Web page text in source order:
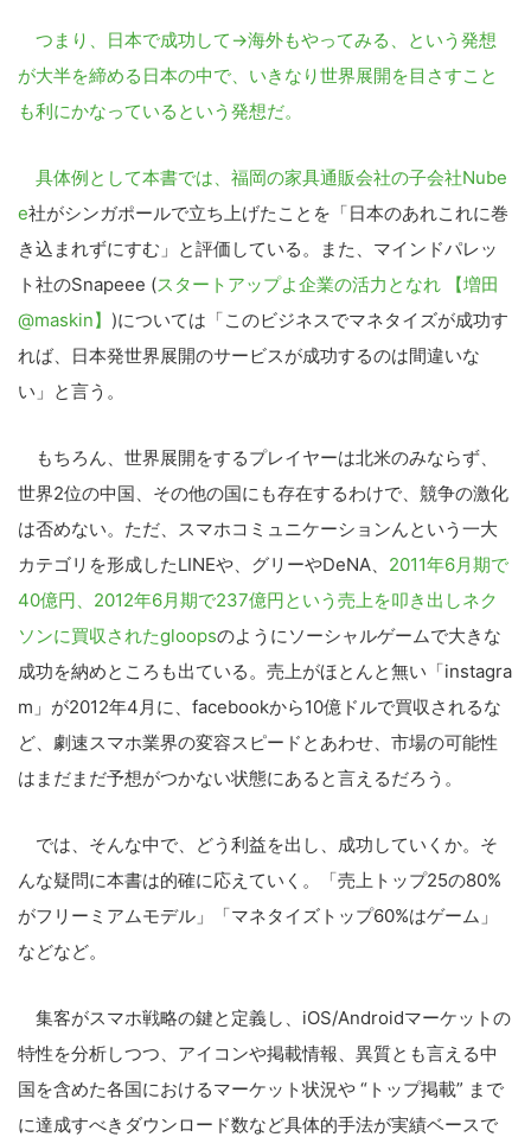
つまり、日本で成功して→海外もやってみる、という発想
が大半を締める日本の中で、いきなり世界展開を目さすこと
も利にかなっているという発想だ。
具体例として本書では、福岡の家具通販会社の子会社Nube
e社がシンガポールで立ち上げたことを「日本のあれこれに巻
き込まれずにすむ」と評価している。また、マインドパレッ
ト社のSnapeee (スタートアップよ企業の活力となれ 【増田
@maskin】 )については「このビジネスでマネタイズが成功す
れば、日本発世界展開のサービスが成功するのは間違いな
い」と言う。
もちろん、世界展開をするプレイヤーは北米のみならず、
世界2位の中国、その他の国にも存在するわけで、競争の激化
は否めない。ただ、スマホコミュニケーションんという一大
カテゴリを形成したLINEや、グリーやDeNA、 2011年6月期で
40億円、2012年6月期で237億円という売上を叩き出しネク
ソンに買収されたgloopsのようにソーシャルゲームで大きな
成功を納めところも出ている。売上がほとんと無い「instagra
m」が2012年4月に、facebookから10億ドルで買収されるな
ど、劇速スマホ業界の変容スピードとあわせ、市場の可能性
はまだまだ予想がつかない状態にあると言えるだろう。
では、そんな中で、どう利益を出し、成功していくか。そ
んな疑問に本書は的確に応えていく。「売上トップ25の80%
がフリーミアムモデル」「マネタイズトップ60%はゲーム」
などなど。
集客がスマホ戦略の鍵と定義し、iOS/Androidマーケットの
特性を分析しつつ、アイコンや掲載情報、異質とも言える中
国を含めた各国におけるマーケット状況や “トップ掲載” まで
に達成すべきダウンロード数など具体的手法が実績ベースで